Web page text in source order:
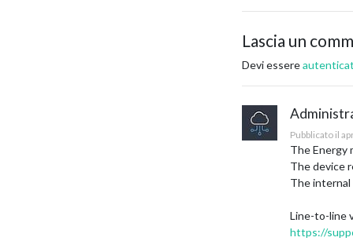
Lascia un
Devi essere
Pubblicato il
The Energy
The device
The internal
Line-to-line
https://